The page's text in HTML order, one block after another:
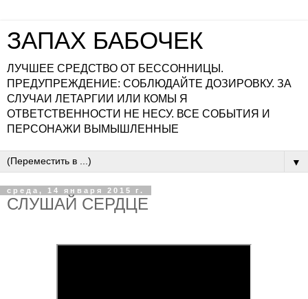
ЗАПАХ БАБОЧЕК
ЛУЧШЕЕ СРЕДСТВО ОТ БЕССОННИЦЫ.
ПРЕДУПРЕЖДЕНИЕ: СОБЛЮДАЙТЕ ДОЗИРОВКУ. ЗА
СЛУЧАИ ЛЕТАРГИИ ИЛИ КОМЫ Я
ОТВЕТСТВЕННОСТИ НЕ НЕСУ. ВСЕ СОБЫТИЯ И
ПЕРСОНАЖИ ВЫМЫШЛЕННЫЕ
▼
среда, 14 января 2015 г.
СЛУШАЙ СЕРДЦЕ